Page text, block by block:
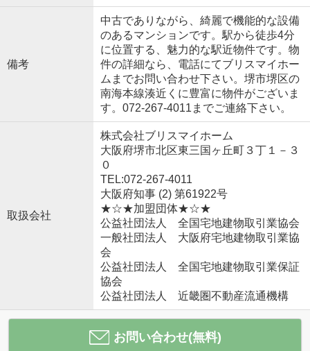
備考
中古でありながら、綺麗で機能的な設備
のあるマンションです。駅から徒歩4分
に位置する、魅力的な駅近物件です。物
件の詳細なら、電話にてブリスマイホー
ムまでお問い合わせ下さい。堺市堺区の
南海本線湊近くに豊富に物件がございま
す。072-267-4011までご連絡下さい。
取扱会社
株式会社ブリスマイホーム
大阪府堺市北区東三国ヶ丘町３丁１－３
０
TEL:072-267-4011
大阪府知事 (2) 第61922号
★☆★加盟団体★☆★
公益社団法人 全国宅地建物取引業協会
一般社団法人 大阪府宅地建物取引業協
会
公益社団法人 全国宅地建物取引業保証
協会
公益社団法人 近畿圏不動産流通機構
お問い合わせ(無料)